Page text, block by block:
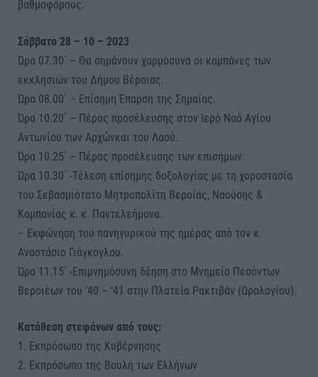
βαθμοφόρους.
Σάββατο 28 – 10 – 2023
Ώρα 07.30΄ – Θα σημάνουν χαρμόσυνα οι καμπάνες των
εκκλησιών του Δήμου Βέροιας.
Ώρα 08.00΄ – Επίσημη Έπαρση της Σημαίας.
Ώρα 10.20΄ – Πέρας προσέλευσης στον Ιερό Ναό Αγίου
Αντωνίου των Αρχώνκαι του Λαού.
Ώρα 10.25΄ – Πέρας προσέλευσης των επισήμων.
Ώρα 10.30΄ -Τέλεση επίσημης δοξολογίας με τη χοροστασία
του Σεβασμιότατο Μητροπολίτη Βεροίας, Ναούσης &
Καμπανίας κ. κ. Παντελεήμονα.
– Εκφώνηση του πανηγυρικού της ημέρας από τον κ.
Αναστάσιο Γιάγκογλου.
Ώρα 11.15΄ -Επιμνημόσυνη δέηση στο Μνημείο Πεσόντων
Βεροιέων του ’40 – ‘41 στην Πλατεία Ρακτιβάν (Ωρολογίου).
Kατάθεση στεφάνων από τους:
1. Εκπρόσωπο της Κυβέρνησης
2. Εκπρόσωπο της Βουλή των Ελλήνων